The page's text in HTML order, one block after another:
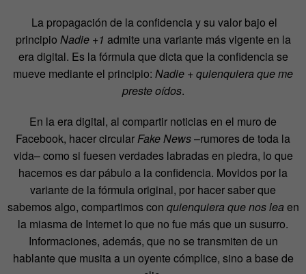
La propagación de la confidencia y su valor bajo el
principio Nadie +1 admite una variante más vigente en la
era digital. Es la fórmula que dicta que la confidencia se
mueve mediante el principio: Nadie + quienquiera que me
preste oídos.
En la era digital, al compartir noticias en el muro de
Facebook, hacer circularFake News–rumores de toda la
vida– como si fuesen verdades labradas en piedra, lo que
hacemos es dar pábulo a la confidencia. Movidos por la
variante de la fórmula original, por hacer saber que
sabemos algo, compartimos con quienquiera que nos lea en
la miasma de Internet lo que no fue más que un susurro.
Informaciones, además, que no se transmiten de un
hablante que musita a un oyente cómplice, sino a base de